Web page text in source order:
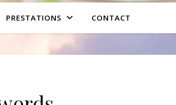
PRESTATIONS CONTACT